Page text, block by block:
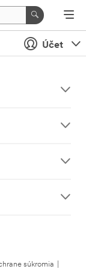
Účet
súkromia